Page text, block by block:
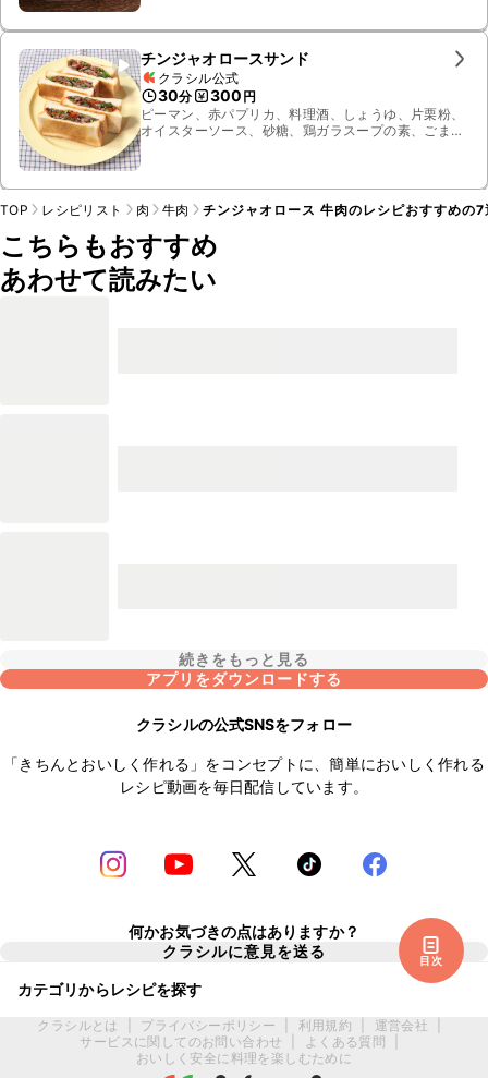
チンジャオロースサンド
クラシル公式
30分 300 円
ピーマン、赤パプリカ、料理酒、しょうゆ、片栗粉、
オイスターソース、砂糖、鶏ガラスープの素、ごま
目次
TOP レシピリスト 肉 牛肉 チンジャオロース 牛肉のレシピおすすめの7
こちらもおすすめ
あわせて読みたい
続きをもっと見る
アプリをダウンロードする
クラシルの公式SNSをフォロー
「きちんとおいしく作れる」をコンセプトに、簡単においしく作れる
レシピ動画を毎日配信しています。
何かお気づきの点はありますか？
クラシルに意見を送る
カテゴリからレシピを探す
クラシルとは プライバシーポリシー 利用規約 運営会社
サービスに関してのお問い合わせ
よくある質問
おいしく安全に料理を楽しむために